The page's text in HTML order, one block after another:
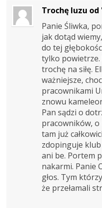
Trochę luzu
Panie Śliwka,
jak dotąd
do tej
tylko powietrze.
trochę na siłę.
ważniejsze,
pracownikami
znowu
Pan sądzi o
pracowników,
tam już
zdopinguje
ani be. Portem
nakarmi. Panie
głos. Tym
że przełamali